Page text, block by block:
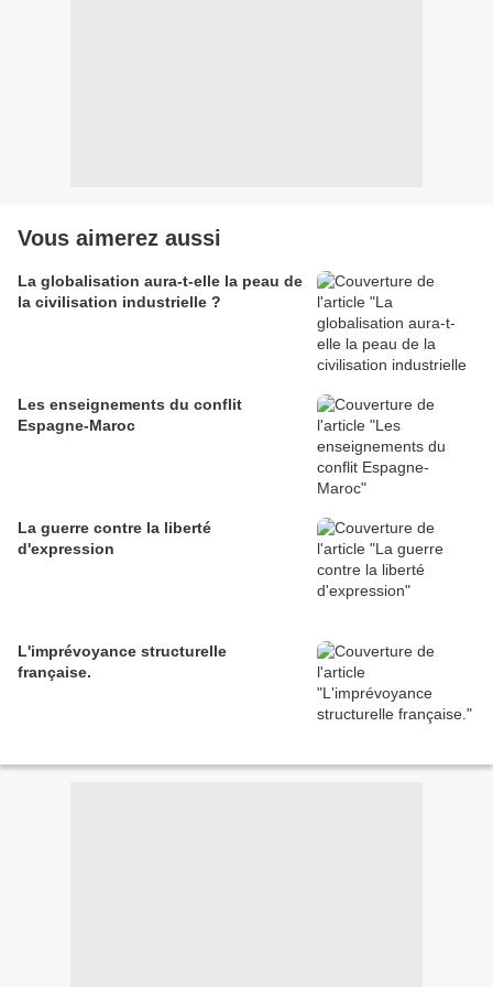
Vous aimerez aussi
La globalisation aura-t-elle la peau de
la civilisation industrielle ?
Les enseignements du conflit
Espagne-Maroc
La guerre contre la liberté
d'expression
L'imprévoyance structurelle
française.